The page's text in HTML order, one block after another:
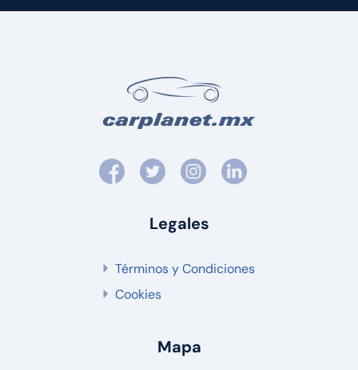
Legales
Términos y Condiciones
Cookies
Mapa